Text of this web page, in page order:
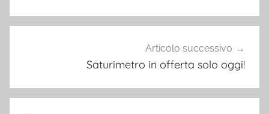
Articolo successivo
Saturimetro in offerta solo oggi!